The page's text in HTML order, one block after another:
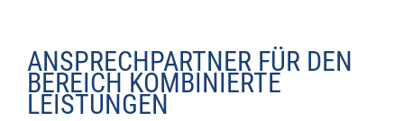
ANSPRECHPARTNER FÜR DEN
BEREICH KOMBINIERTE
LEISTUNGEN